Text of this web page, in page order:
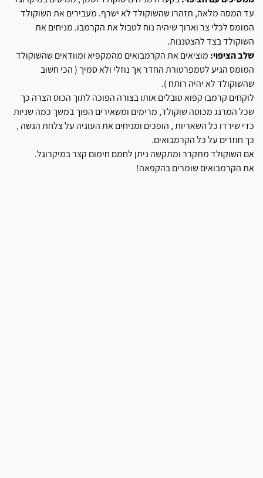
עד המסה מלאה, תזהרו שהשוקולד לא ישרף. מעבירים את השוקולד
המומס לכלי צר וארוך שיהיה נוח לטבול את הקרמבו. מניחים את
השוקולד בצד להצטננות.
שלב הציפוי: מוציאים את הקרמבואים מהמקפיא ומוודאים שהשוקולד
המומס הגיע לטמפרטורת החדר אך נוזלי ולא סמיך ( הכי חשוב
שהשוקולד לא יהיה רותח ).
לוקחים קרמבו קפוא טובלים אותו בצורה הפוכה לתוך הכוס הצרה כך
שכל המרנג מכוסה שוקולד, מרימים ומשאירים הפוך במשך כמה שניות
כדי שירדו כל השאריות , הופכים ומניחים את העוגיה על צלחת הגשה ,
כך חוזרים על כל הקרמבואים.
אם השוקולד מתקרר ומתקשה ניתן לחמם חימום קצר במיקרוגל.
את הקרמבואים שומרים בהקפאה!